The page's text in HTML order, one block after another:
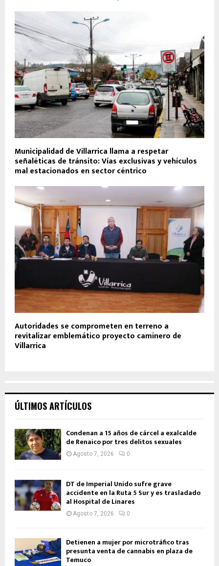
Municipalidad de Villarrica llama a respetar
señaléticas de tránsito: Vías exclusivas y vehículos
mal estacionados en sector céntrico
Autoridades se comprometen en terreno a
revitalizar emblemático proyecto caminero de
Villarrica
ÚLTIMOS ARTÍCULOS
Condenan a 15 años de cárcel a exalcalde
de Renaico por tres delitos sexuales
Agosto 7, 2026 0
DT de Imperial Unido sufre grave
accidente en la Ruta 5 Sur y es trasladado
al Hospital de Linares
Agosto 7, 2026 0
Detienen a mujer por microtráfico tras
presunta venta de cannabis en plaza de
Temuco